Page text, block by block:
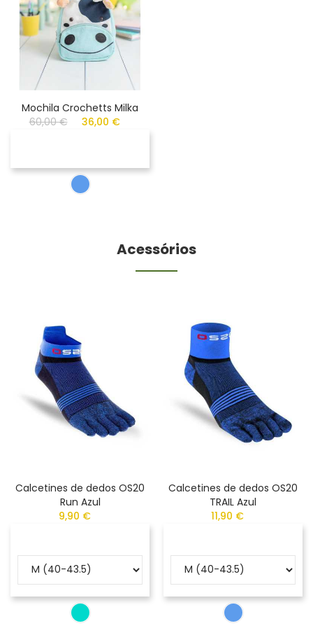
Mochila Crochetts Milka
60,00 €
36,00 €
Acessórios
Calcetines de dedos OS20
Run Azul
9,90 €
Calcetines de dedos OS20
TRAIL Azul
11,90 €